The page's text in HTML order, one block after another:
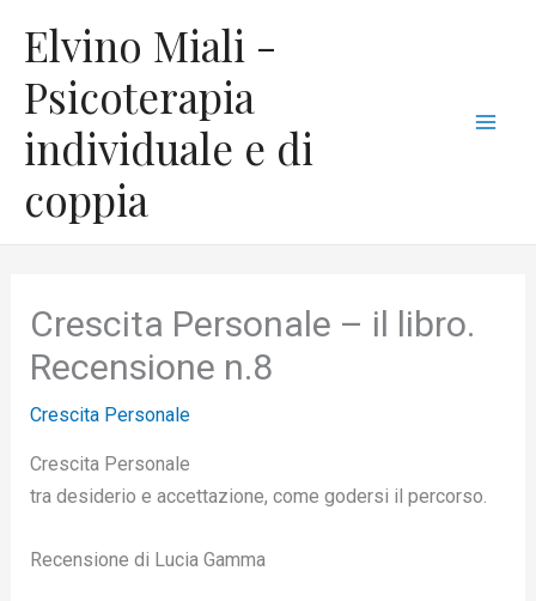
contenuto
Elvino Miali -
Psicoterapia
individuale e di
coppia
Crescita Personale – il libro.
Recensione n.8
Crescita Personale
Crescita Personale
tra desiderio e accettazione, come godersi il percorso.
Recensione di Lucia Gamma
a
t
e
g
o
r
e